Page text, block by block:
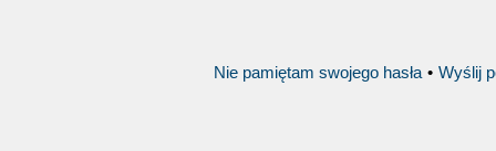
Nie pamiętam swojego hasła • Wyślij